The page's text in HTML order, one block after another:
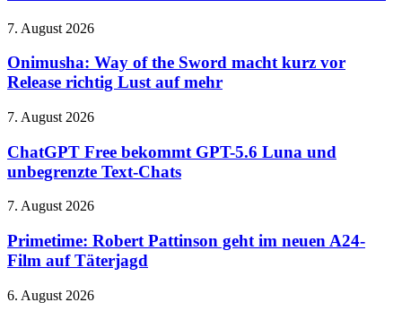
Bose-
Switch
2
startet
im
Oktober
Onimusha:
of
the
Sword
kurz
Release
richtig
auf
7. August 2026
Onimusha: Way of the Sword macht kurz vor
Release richtig Lust auf mehr
ChatGPT
bekommt
GPT-
5.6
und
Text-
Chats
7. August 2026
ChatGPT Free bekommt GPT-5.6 Luna und
unbegrenzte Text-Chats
Primetime:
Pattinson
geht
im
A24-
7. August 2026
Primetime: Robert Pattinson geht im neuen A24-
Film auf Täterjagd
GeForce
6. August 2026